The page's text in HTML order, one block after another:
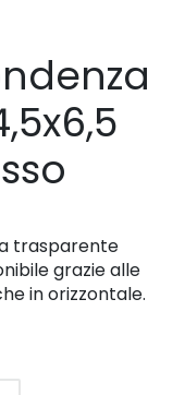
trasparente
grazie alle
in orizzontale.